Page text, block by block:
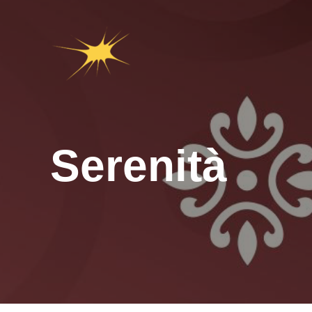
Serenità